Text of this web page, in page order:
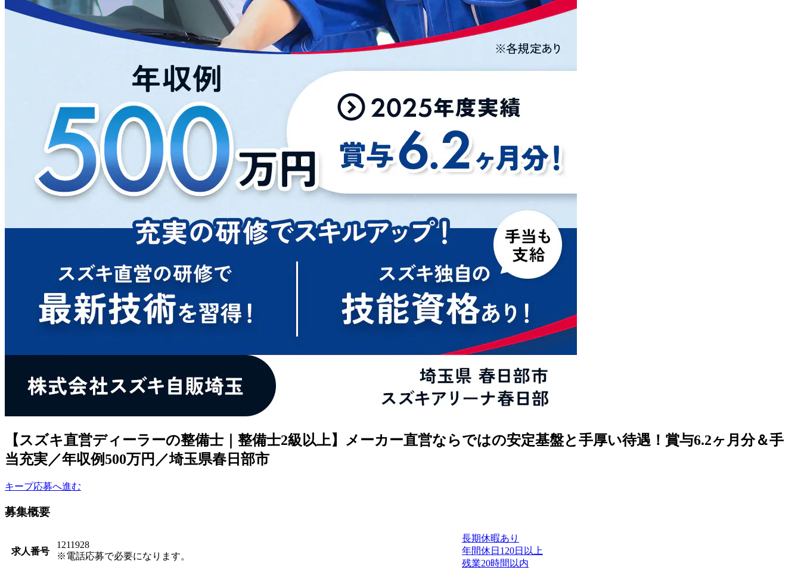
【スズキ直営ディーラーの整備士｜整備士2級以上】メーカー直営ならではの安定基盤と手厚い待遇！賞与6.2ヶ月分＆手
当充実／年収例500万円／埼玉県春日部市
キープ応募へ進む
募集概要
求人番号
1211928
※電話応募で必要になります。
長期休暇あり
年間休日120日以上
残業20時間以内